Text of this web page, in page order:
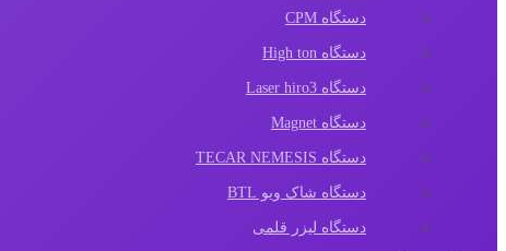
دستگاه CPM
دستگاه High ton
دستگاه Laser hiro3
دستگاه Magnet
دستگاه TECAR NEMESIS
دستگاه شاک ویو BTL
دستگاه لیزر قلمی